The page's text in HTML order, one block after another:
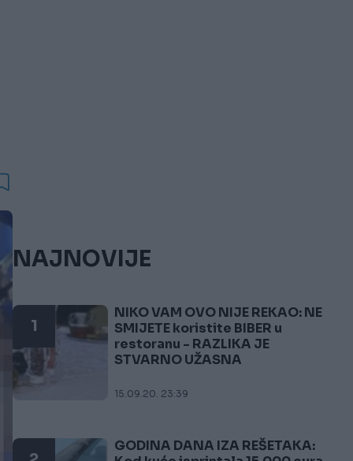
NAJNOVIJE
1
NIKO VAM OVO NIJE REKAO: NE
SMIJETE koristite BIBER u
restoranu - RAZLIKA JE
STVARNO UŽASNA
15.09.20. 23:39
GODINA DANA IZA REŠETAKA: